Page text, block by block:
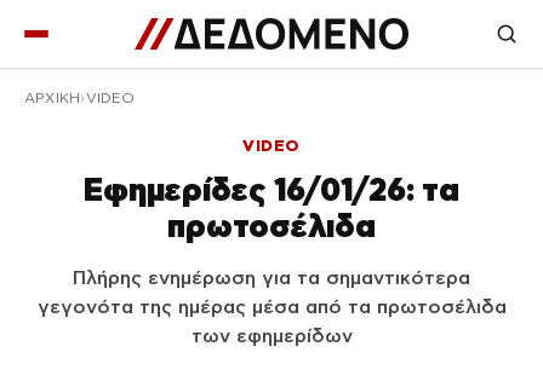
ΑΡΧΙΚΉ VIDEO
VIDEO
Εφημερίδες 16/01/26: τα
πρωτοσέλιδα
Πλήρης ενημέρωση για τα σημαντικότερα
γεγονότα της ημέρας μέσα από τα πρωτοσέλιδα
των εφημερίδων